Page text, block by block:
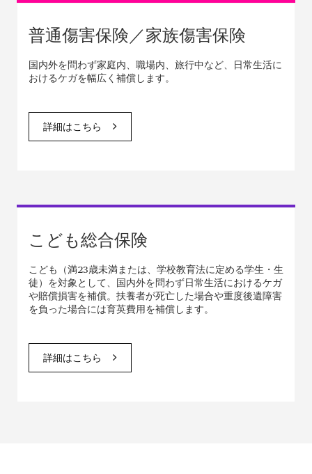
普通傷害保険／家族傷害保険
国内外を問わず家庭内、職場内、旅行中など、日常生活に
おけるケガを幅広く補償します。
詳細はこちら
こども総合保険
こども（満23歳未満または、学校教育法に定める学生・生
徒）を対象として、国内外を問わず日常生活におけるケガ
や賠償損害を補償。扶養者が死亡した場合や重度後遺障害
を負った場合には育英費用を補償します。
詳細はこちら